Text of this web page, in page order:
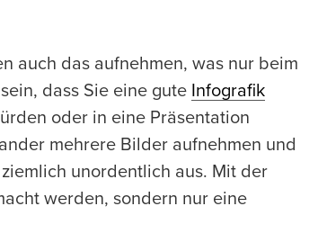
auch das aufnehmen, was nur beim
dass Sie eine gute Infografik
oder in eine Präsentation
mehrere Bilder aufnehmen und
unordentlich aus. Mit der
werden, sondern nur eine